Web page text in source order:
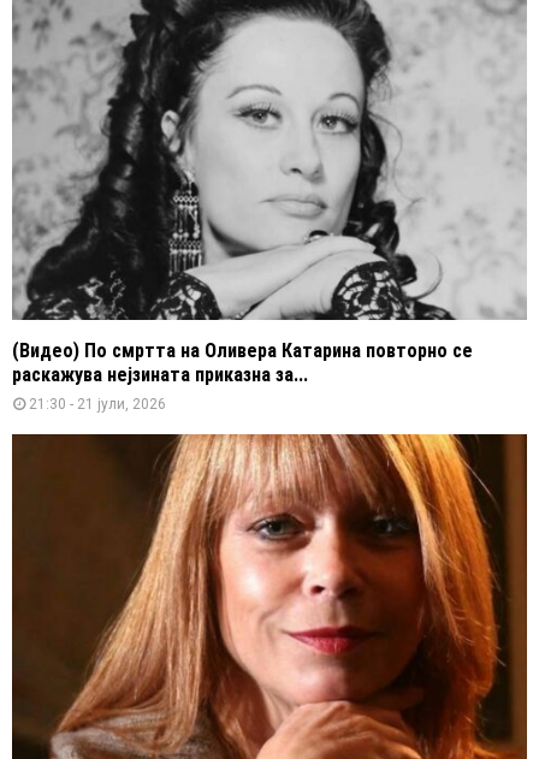
(Видео) По смртта на Оливера Катарина повторно се
раскажува нејзината приказна за...
21:30 - 21 јули, 2026